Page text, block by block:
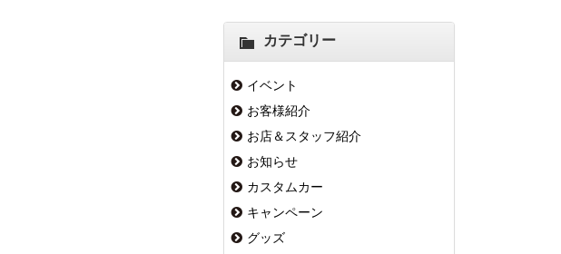
カテゴリー
イベント
お客様紹介
お店＆スタッフ紹介
お知らせ
カスタムカー
キャンペーン
グッズ